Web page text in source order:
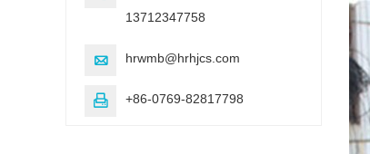
13712347758
 hrwmb@hrhjcs.com
 +86-0769-82817798